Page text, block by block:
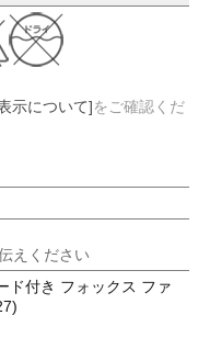
示について]をご確認くだ
えください
ド付き フォックス ファ